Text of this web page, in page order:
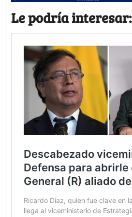
Le podría interesar: